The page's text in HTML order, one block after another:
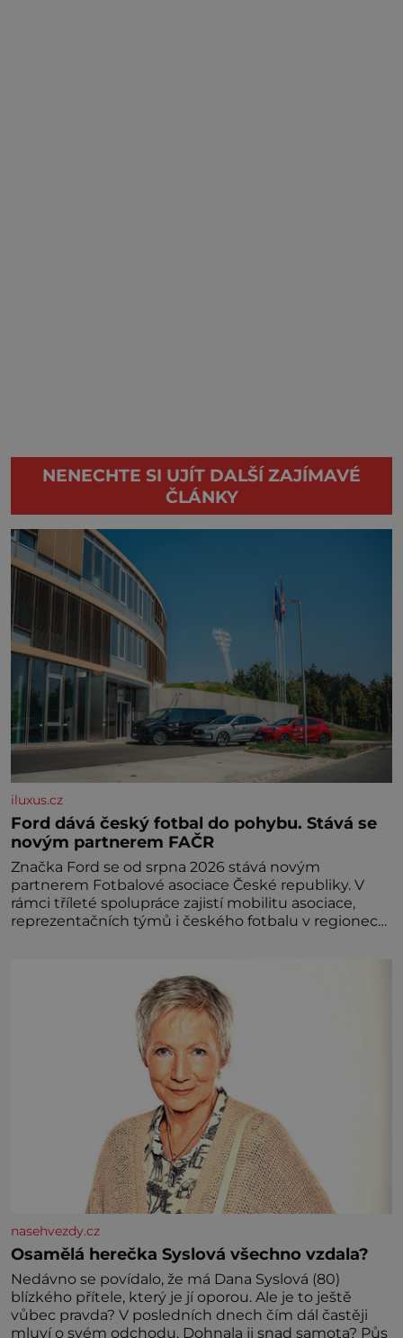
NENECHTE SI UJÍT DALŠÍ ZAJÍMAVÉ
ČLÁNKY
iluxus.cz
Ford dává český fotbal do pohybu. Stává se
novým partnerem FAČR
Značka Ford se od srpna 2026 stává novým
partnerem Fotbalové asociace České republiky. V
rámci tříleté spolupráce zajistí mobilitu asociace,
reprezentačních týmů i českého fotbalu v regionech.
nasehvezdy.cz
Osamělá herečka Syslová všechno vzdala?
Nedávno se povídalo, že má Dana Syslová (80)
blízkého přítele, který je jí oporou. Ale je to ještě
vůbec pravda? V posledních dnech čím dál častěji
mluví o svém odchodu. Dohnala ji snad samota? Půs